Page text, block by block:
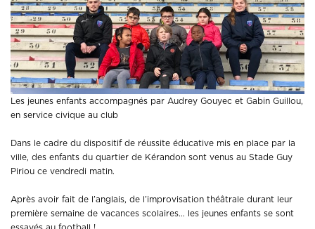
Les jeunes enfants accompagnés par Audrey Gouyec et Gabin Guillou,
en service civique au club
Dans le cadre du dispositif de réussite éducative mis en place par la
ville, des enfants du quartier de Kérandon sont venus au Stade Guy
Piriou ce vendredi matin.
Après avoir fait de l’anglais, de l’improvisation théâtrale durant leur
première semaine de vacances scolaires… les jeunes enfants se sont